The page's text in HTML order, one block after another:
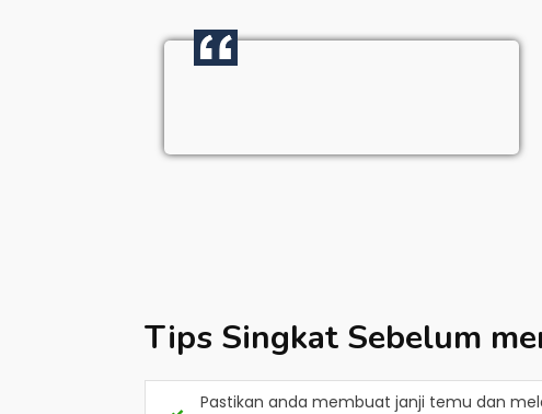
Tips Singkat Sebelum
Pastikan anda membuat janji temu dan